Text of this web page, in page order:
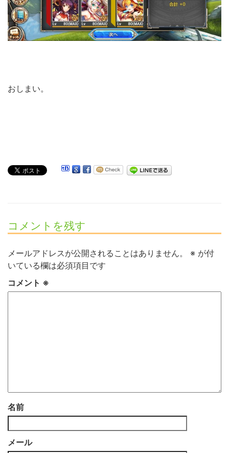
おしまい。
コメントを残す
メールアドレスが公開されることはありません。 ※ が付
いている欄は必須項目です
コメント ※
名前
メール